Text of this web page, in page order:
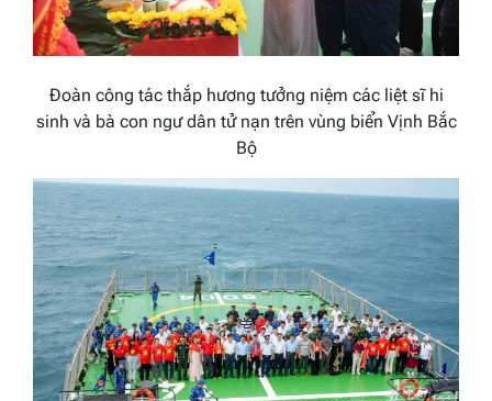
Đoàn công tác thắp hương tưởng niệm các liệt sĩ hi
sinh và bà con ngư dân tử nạn trên vùng biển Vịnh Bắc
Bộ